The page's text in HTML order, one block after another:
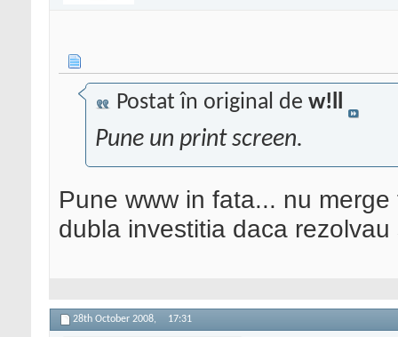
Postat în original de w!ll
Pune un print screen.
Pune www in fata... nu
dubla investitia daca rezolvau
28th October 2008, 17:31